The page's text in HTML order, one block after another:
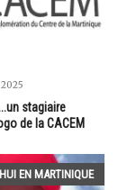
2025
stagiaire
de la CACEM
EN MARTINIQUE